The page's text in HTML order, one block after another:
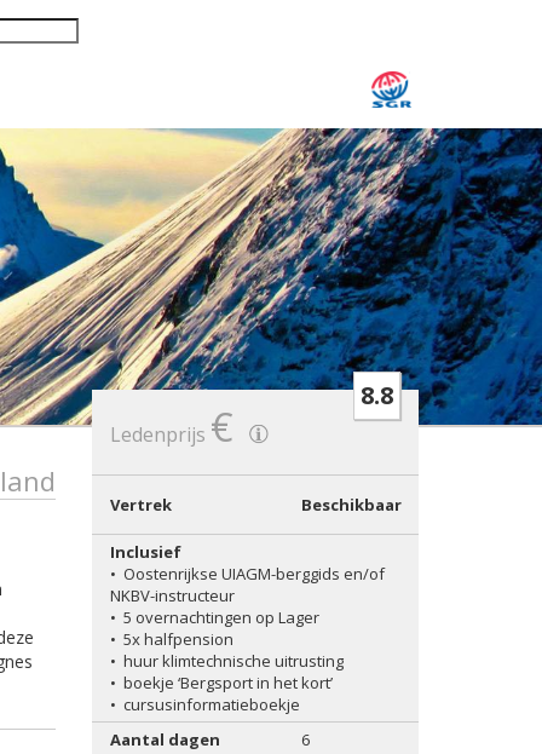
8.8
Ledenprijs €
Vertrek Beschikbaar
Inclusief
• Oostenrijkse UIAGM-berggids en/of
NKBV-instructeur
• 5 overnachtingen op Lager
• 5x halfpension
• huur klimtechnische uitrusting
• boekje ‘Bergsport in het kort’
• cursusinformatieboekje
Aantal dagen
6